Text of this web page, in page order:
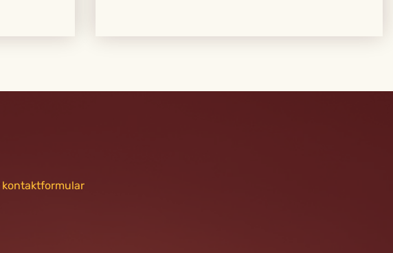
kontaktformular